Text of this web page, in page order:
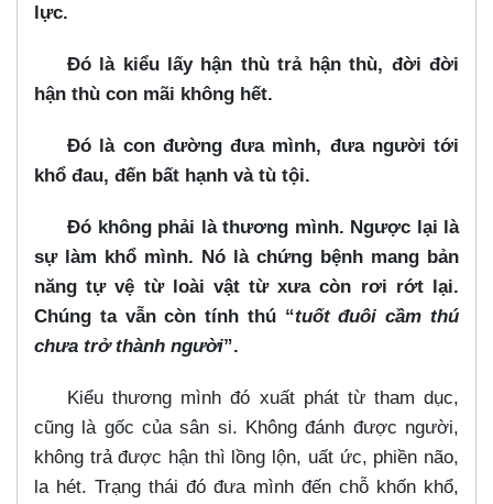
lực.
Đó là kiểu lấy hận thù trả hận thù, đời đời
hận thù con mãi không hết.
Đó là con đường đưa mình, đưa người tới
khổ đau, đến bất hạnh và tù tội.
Đó không phải là thương mình. Ngược lại là
sự làm khổ mình. Nó là chứng bệnh mang bản
năng tự vệ từ loài vật từ xưa còn rơi rớt lại.
Chúng ta vẫn còn tính thú “tuốt đuôi cầm thú
chưa trở thành người”.
Kiểu thương mình đó xuất phát từ tham dục,
cũng là gốc của sân si. Không đánh được người,
không trả được hận thì lồng lộn, uất ức, phiền não,
la hét. Trạng thái đó đưa mình đến chỗ khốn khổ,